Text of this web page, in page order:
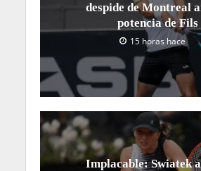
despide de Montreal
potencia de Fils
15 horas hace
Implacable: Swiatek